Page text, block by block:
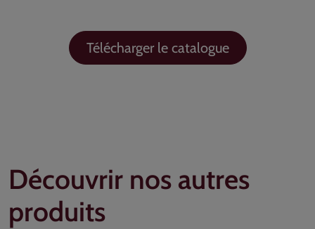
Télécharger le catalogue
Découvrir nos autres
produits